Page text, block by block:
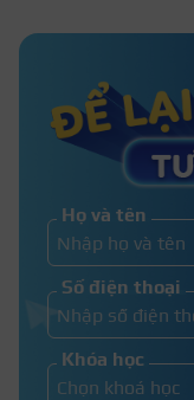
Họ và tên
Số điện thoại
Khóa học